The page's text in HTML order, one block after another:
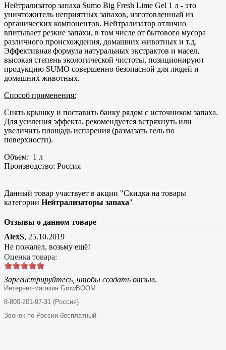
Нейтрализатор запаха Sumo Big Fresh Lime Gel 1 л - это
уничтожитель неприятных запахов, изготовленный из
органических компонентов. Нейтрализатор отлично
впитывает резкие запахи, в том числе от бытового мусора
различного происхождения, домашних животных и т.д.
Эффективная формула натуральных экстрактов и масел,
высокая степень экологической чистоты, позиционируют
продукцию SUMO совершенно безопасной для людей и
домашних животных.
Способ применения:
Снять крышку и поставить банку рядом с источником запаха.
Для усиления эффекта, рекомендуется встряхнуть или
увеличить площадь испарения (размазать гель по
поверхности).
Объем: 1 л
Производство: Россия
Данный товар участвует в акции "Скидка на товары
категории Нейтрализаторы запаха"
Отзывы о данном товаре
AlexS, 25.10.2019
Не пожалел, возьму ещё!
Оценка товара:
Зарегистрируйтесь, чтобы создать отзыв.
Интернет-магазин GrowBOOM
8-800-201-97-31 (Россия)
Звонок по России бесплатный